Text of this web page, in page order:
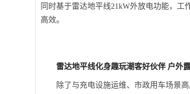
同时基于雷达地平线21kW外放电功能，
高效。
雷达地平线化身趣玩潮客好伙伴 户外
除了与充电设施运维、市政用车场景